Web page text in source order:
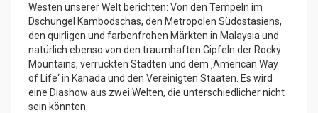
Westen unserer Welt berichten: Von den Tempeln im
Dschungel Kambodschas, den Metropolen Südostasiens,
den quirligen und farbenfrohen Märkten in Malaysia und
natürlich ebenso von den traumhaften Gipfeln der Rocky
Mountains, verrückten Städten und dem ‚American Way
of Life‘ in Kanada und den Vereinigten Staaten. Es wird
eine Diashow aus zwei Welten, die unterschiedlicher nicht
sein könnten.